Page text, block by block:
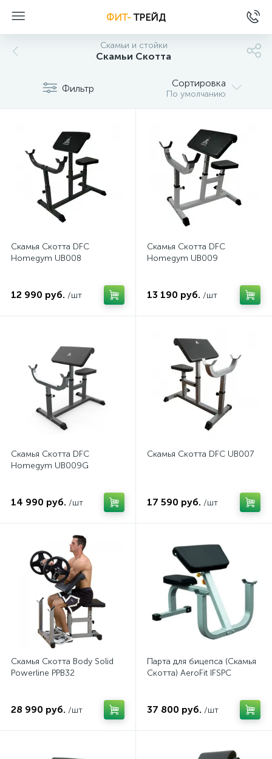
ФИТ-ТРЕЙД
Скамьи и стойки
Скамьи Скотта
Фильтр Сортировка
По умолчанию
Скамья Скотта DFC
Homegym UB008
12 990 руб. /шт
Скамья Скотта DFC
Homegym UB009
13 190 руб. /шт
Скамья Скотта DFC
Homegym UB009G
14 990 руб. /шт
Скамья Скотта DFC UB007
17 590 руб. /шт
Скамья Скотта Body Solid
Powerline PPB32
28 990 руб. /шт
Парта для бицепса (Скамья
Скотта) AeroFit IFSPC
37 800 руб. /шт